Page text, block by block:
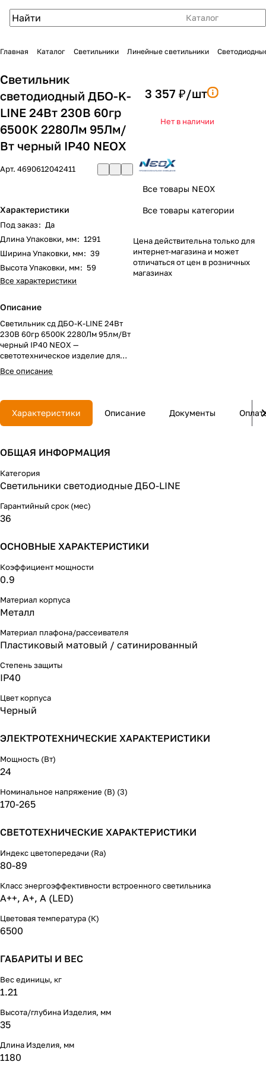
Каталог
Главная Каталог Светильники Линейные светильники
Светильник
светодиодный ДБО-K-
LINE 24Вт 230В 60гр
6500К 2280Лм 95Лм/
Вт черный IP40 NEOX
Арт. 4690612042411
Характеристики
Под заказ: Да
Длина Упаковки, мм: 1291
Ширина Упаковки, мм: 39
Высота Упаковки, мм: 59
Все характеристики
Описание
Светильник сд ДБО-K-LINE 24Вт
230В 60гр 6500К 2280Лм 95лм/Вт
черный IP40 NEOX —
светотехническое изделие для
организации основного или
дополнительного освещения с
потока и условий установки.
Подбор по параметрам: мощность
24Вт, напряжение 230В, световой
Все описание
3 357 ₽/шт
Нет в наличии
Все товары NEOX
Все товары категории
Цена действительна только для
интернет-магазина и может
отличаться от цен в розничных
магазинах
Характеристики Описание Документы
ОБЩАЯ ИНФОРМАЦИЯ
Категория
Светильники светодиодные ДБО-LINE
Гарантийный срок (мес)
36
ОСНОВНЫЕ ХАРАКТЕРИСТИКИ
Коэффициент мощности
0.9
Материал корпуса
Металл
Материал плафона/рассеивателя
Пластиковый матовый / сатинированный
Степень защиты
IP40
Цвет корпуса
Черный
ЭЛЕКТРОТЕХНИЧЕСКИЕ ХАРАКТЕРИСТИКИ
Мощность (Вт)
24
Номинальное напряжение (В) (3)
170-265
СВЕТОТЕХНИЧЕСКИЕ ХАРАКТЕРИСТИКИ
Индекс цветопередачи (Ra)
80-89
Класс энергоэффективности встроенного светильника
A++, A+, A (LED)
Цветовая температура (К)
6500
ГАБАРИТЫ И ВЕС
Вес единицы, кг
1.21
Высота/глубина Изделия, мм
35
Длина Изделия, мм
1180